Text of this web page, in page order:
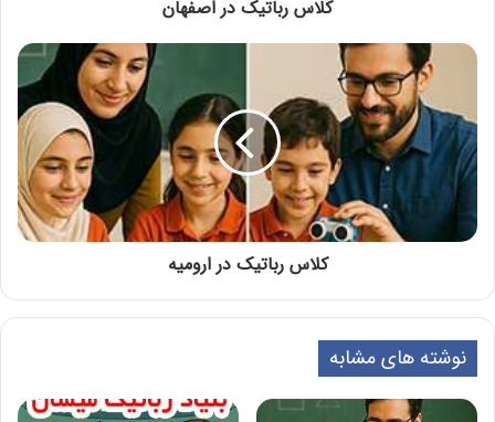
کلاس رباتیک در اصفهان
کلاس رباتیک در ارومیه
نوشته های مشابه